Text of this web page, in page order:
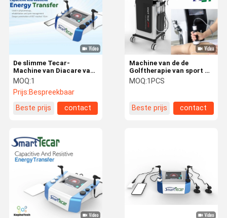
De slimme Tecar-
Machine van Diacare van
de Therapie Monopolar rf
Diathermie
MOQ:1
Prijs:Bespreekbaar
Beste prijs
contact
Machine van de de
Golftherapie van sport de
injuiry Ultraound met
Tecar-Diathermie voor
MOQ:1PCS
Beste prijs contact